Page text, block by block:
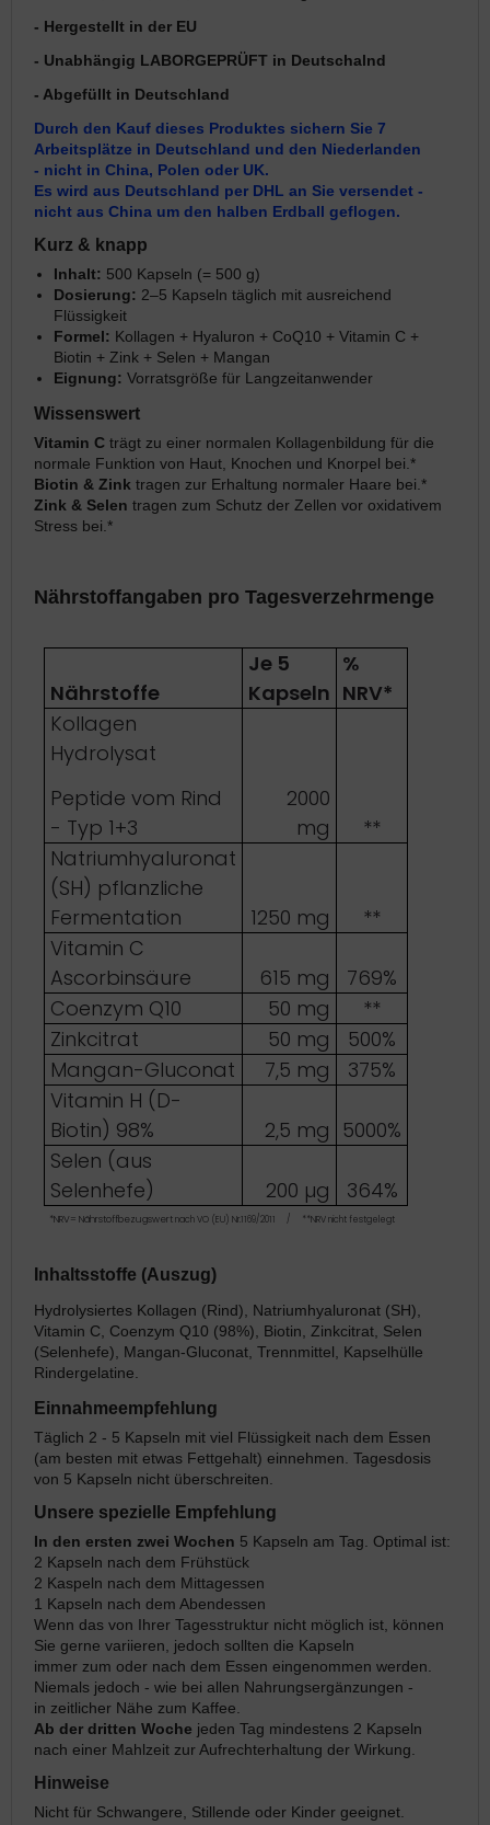
- Hergestellt in der EU
- Unabhängig LABORGEPRÜFT in Deutschalnd
- Abgefüllt in Deutschland
Durch den Kauf dieses Produktes sichern Sie 7
Arbeitsplätze in Deutschland und den Niederlanden
- nicht in China, Polen oder UK.
Es wird aus Deutschland per DHL an Sie versendet -
nicht aus China um den halben Erdball geflogen.
Kurz & knapp
Inhalt: 500 Kapseln (= 500 g)
Dosierung: 2–5 Kapseln täglich mit ausreichend
Flüssigkeit
Formel: Kollagen + Hyaluron + CoQ10 + Vitamin C +
Biotin + Zink + Selen + Mangan
Eignung: Vorratsgröße für Langzeitanwender
Wissenswert
Vitamin C trägt zu einer normalen Kollagenbildung für die
normale Funktion von Haut, Knochen und Knorpel bei.*
Biotin & Zink tragen zur Erhaltung normaler Haare bei.*
Zink & Selen tragen zum Schutz der Zellen vor oxidativem
Stress bei.*
Nährstoffangaben pro Tagesverzehrmenge
Nährstoffe
Je 5
Kapseln
%
NRV*
Kollagen
Hydrolysat
Peptide vom Rind
- Typ 1+3
2000
mg
**
Natriumhyaluronat
(SH) pflanzliche
Fermentation
1250 mg
**
Vitamin C
Ascorbinsäure
615 mg
769%
Coenzym Q10
50 mg
**
Zinkcitrat
50 mg
500%
Mangan-Gluconat
7,5 mg
375%
Vitamin H (D-
Biotin) 98%
2,5 mg 5000%
Selen (aus
Selenhefe)
200 µg 364%
*NRV= Nährstoffbezugswertnach VO (EU) Nr.1169/2011 / **NRV nicht festgelegt
Inhaltsstoffe (Auszug)
Hydrolysiertes Kollagen (Rind), Natriumhyaluronat (SH),
Vitamin C, Coenzym Q10 (98%), Biotin, Zinkcitrat, Selen
(Selenhefe), Mangan-Gluconat, Trennmittel, Kapselhülle
Rindergelatine.
Einnahmeempfehlung
Täglich 2 - 5 Kapseln mit viel Flüssigkeit nach dem Essen
(am besten mit etwas Fettgehalt) einnehmen. Tagesdosis
von 5 Kapseln nicht überschreiten.
Unsere spezielle Empfehlung
In den ersten zwei Wochen 5 Kapseln am Tag. Optimal ist:
2 Kapseln nach dem Frühstück
2 Kaspeln nach dem Mittagessen
1 Kapseln nach dem Abendessen
Wenn das von Ihrer Tagesstruktur nicht möglich ist, können
Sie gerne variieren, jedoch sollten die Kapseln
immer zum oder nach dem Essen eingenommen werden.
Niemals jedoch - wie bei allen Nahrungsergänzungen -
in zeitlicher Nähe zum Kaffee.
Ab der dritten Woche jeden Tag mindestens 2 Kapseln
nach einer Mahlzeit zur Aufrechterhaltung der Wirkung.
Hinweise
Nicht für Schwangere, Stillende oder Kinder geeignet.